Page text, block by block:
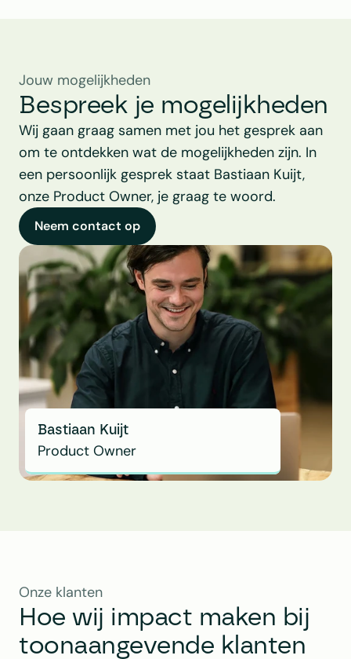
Bastiaan Kuijt
Product Owner
Jouw mogelijkheden
Bespreek je mogelijkheden
Wij gaan graag samen met jou het gesprek aan
om te ontdekken wat de mogelijkheden zijn. In
een persoonlijk gesprek staat Bastiaan Kuijt,
onze Product Owner, je graag te woord.
Neem contact op
Onze klanten
Hoe wij impact maken bij
toonaangevende klanten